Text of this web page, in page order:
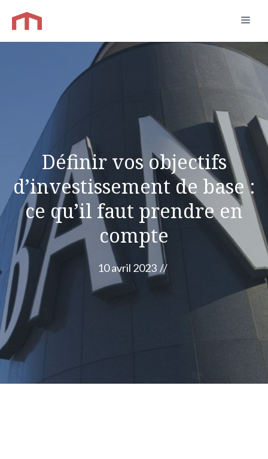
contenu
Définir vos objectifs
d’investissement de base :
ce qu’il faut prendre en
compte
10 avril 2023 //